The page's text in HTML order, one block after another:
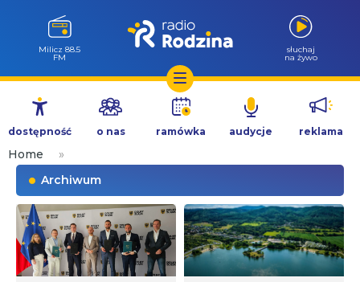
Przejdź
treści
Milicz 88.5
FM
słuchaj
na żywo
dostępność o nas ramówka audycje reklama
Home
»
Archiwum